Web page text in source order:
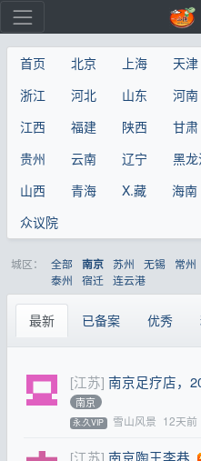
首页 北京 上海 天津
浙江
河北 山东 河南
江西
福建 陕西 甘肃
贵州
云南 辽宁 黑龙
山西
青海 X.藏 海南
众议院
城区： 全部 南京 苏州 无锡 常州
泰州
宿迁 连云港
最新 已备案 优秀
[江苏] 南京足疗店，
南京
永.久VIP 雪山风景 12天前
[江苏] 南京陶王李巷